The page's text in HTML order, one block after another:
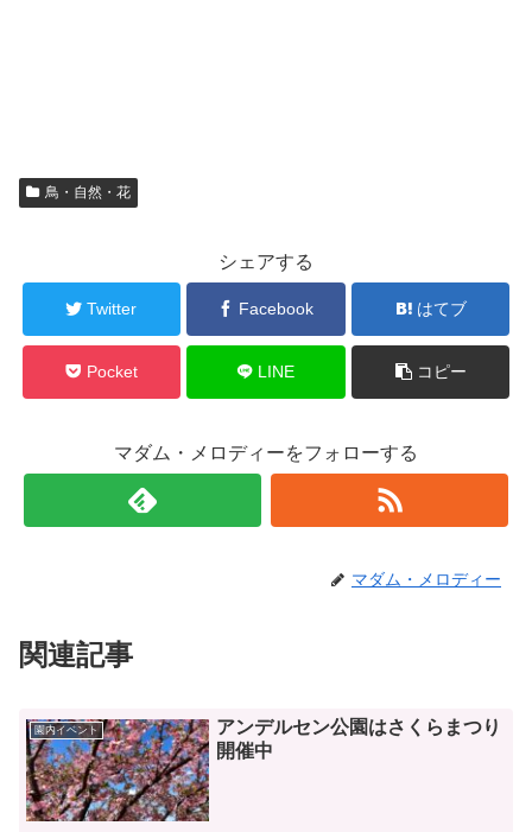
鳥・自然・花
シェアする
Twitter Facebook はてブ
Pocket LINE コピー
マダム・メロディーをフォローする
マダム・メロディー
関連記事
園内イベント
アンデルセン公園はさくらまつり
開催中